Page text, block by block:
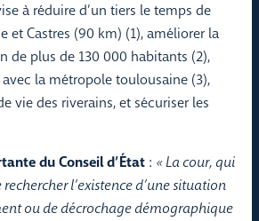
à réduire d’un tiers le temps de
et Castres (90 km) (1), améliorer la
de plus de 130 000 habitants (2),
la métropole toulousaine (3),
vie des riverains, et sécuriser les
du Conseil d’État : « La cour, qui
l’existence d’une situation
ou de décrochage démographique